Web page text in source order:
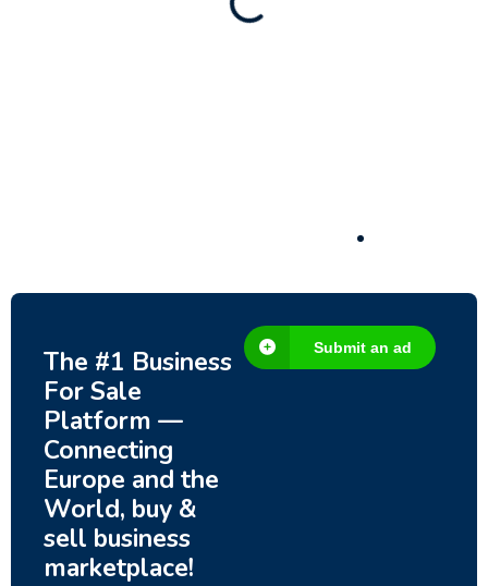
The #1 Business
For Sale
Platform —
Connecting
Europe and the
World, buy &
sell business
marketplace!
Submit an ad